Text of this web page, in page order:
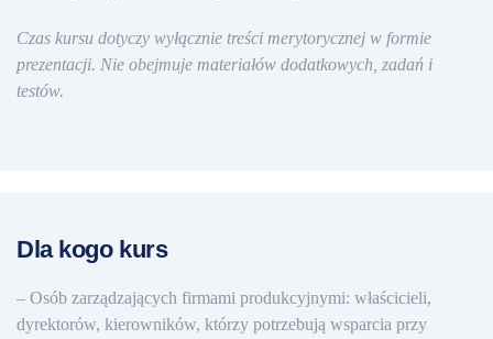
Czas kursu dotyczy wyłącznie treści merytorycznej w formie
prezentacji. Nie obejmuje materiałów dodatkowych, zadań i
testów.
Dla kogo kurs
– Osób zarządzających firmami produkcyjnymi: właścicieli,
dyrektorów, kierowników, którzy potrzebują wsparcia przy